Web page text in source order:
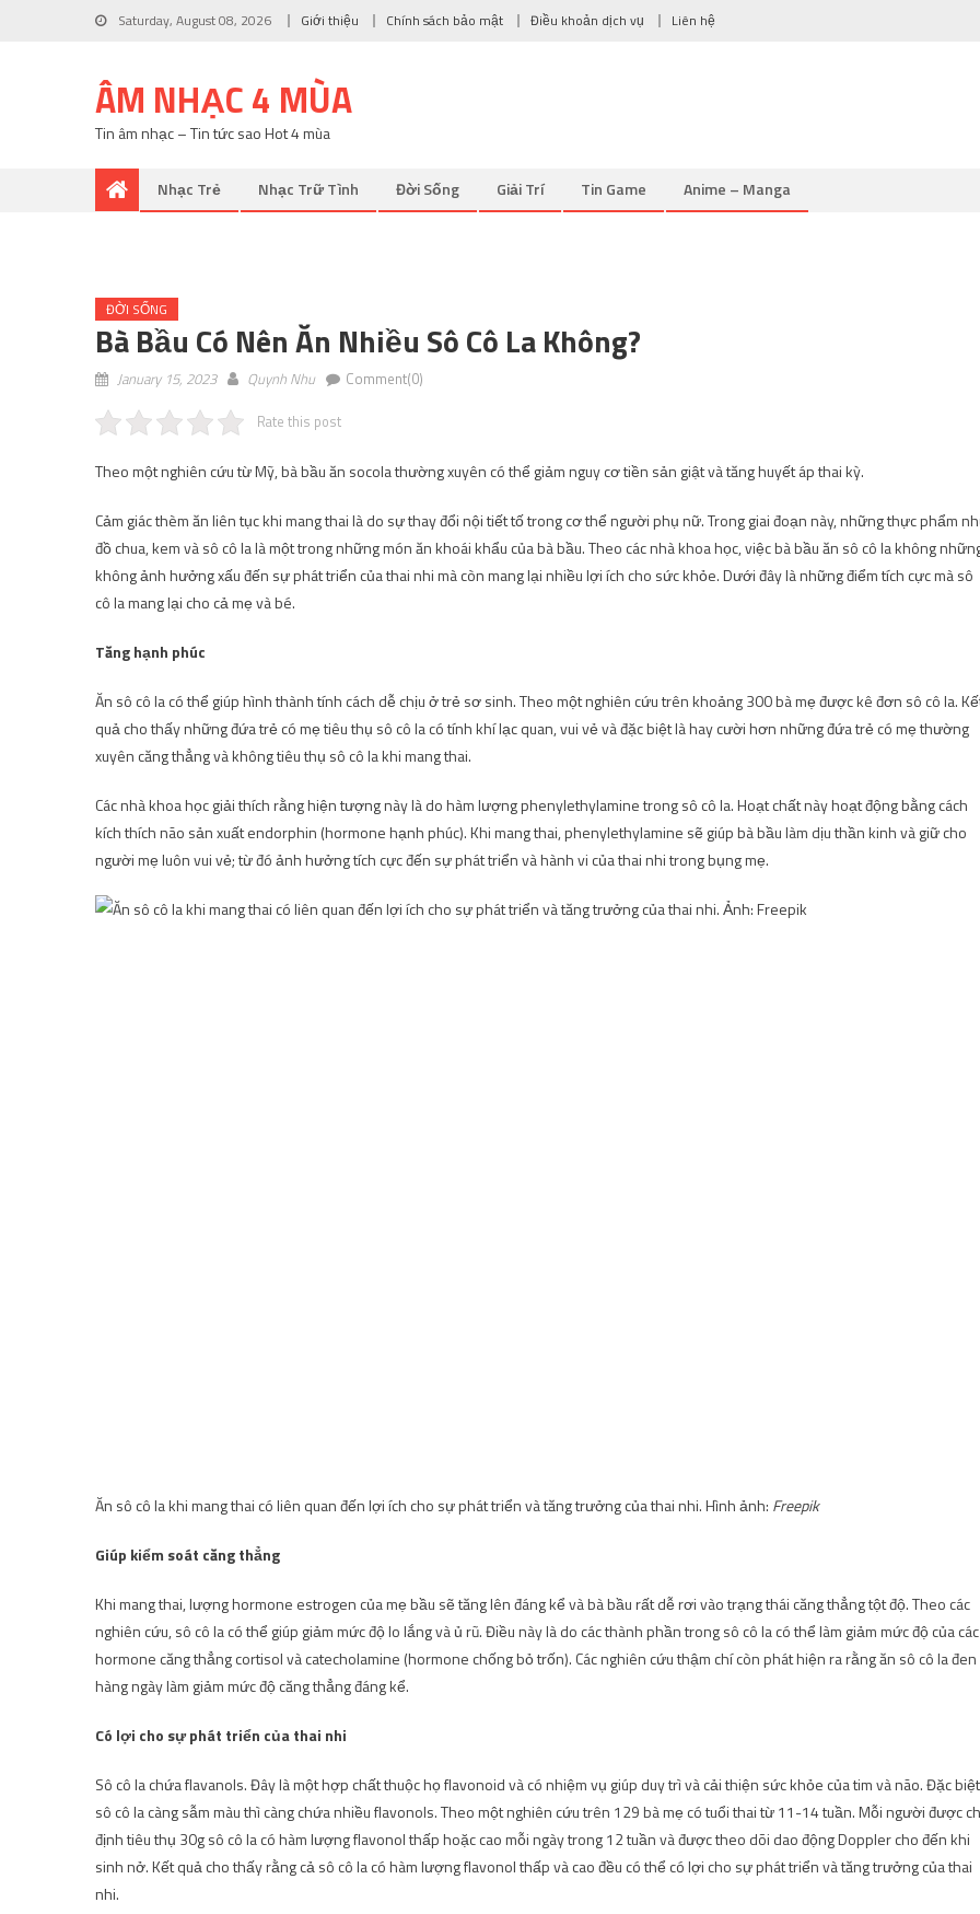
Saturday, August 08, 2026 Giới thiệu Chính sách bảo mật Điều khoản dịch vụ Liên hệ
ÂM NHẠC 4 MÙA
Tin âm nhạc – Tin tức sao Hot 4 mùa
Nhạc Trẻ Nhạc Trữ Tình Đời Sống Giải Trí Tin Game Anime – Manga
ĐỜI SỐNG
Bà Bầu Có Nên Ăn Nhiều Sô Cô La Không?
January 15, 2023 Quynh Nhu Comment(0)
Rate this post
Theo một nghiên cứu từ Mỹ, bà bầu ăn socola thường xuyên có thể giảm nguy cơ tiền sản giật và tăng huyết áp thai kỳ.
Cảm giác thèm ăn liên tục khi mang thai là do sự thay đổi nội tiết tố trong cơ thể người phụ nữ. Trong giai đoạn này, những thực phẩm
đồ chua, kem và sô cô la là một trong những món ăn khoái khẩu của bà bầu. Theo các nhà khoa học, việc bà bầu ăn sô cô la không
không ảnh hưởng xấu đến sự phát triển của thai nhi mà còn mang lại nhiều lợi ích cho sức khỏe. Dưới đây là những điểm tích cực mà sô
cô la mang lại cho cả mẹ và bé.
Tăng hạnh phúc
Ăn sô cô la có thể giúp hình thành tính cách dễ chịu ở trẻ sơ sinh. Theo một nghiên cứu trên khoảng 300 bà mẹ được kê đơn sô cô la.
quả cho thấy những đứa trẻ có mẹ tiêu thụ sô cô la có tính khí lạc quan, vui vẻ và đặc biệt là hay cười hơn những đứa trẻ có mẹ thường
xuyên căng thẳng và không tiêu thụ sô cô la khi mang thai.
Các nhà khoa học giải thích rằng hiện tượng này là do hàm lượng phenylethylamine trong sô cô la. Hoạt chất này hoạt động bằng cách
kích thích não sản xuất endorphin (hormone hạnh phúc). Khi mang thai, phenylethylamine sẽ giúp bà bầu làm dịu thần kinh và giữ cho
người mẹ luôn vui vẻ; từ đó ảnh hưởng tích cực đến sự phát triển và hành vi của thai nhi trong bụng mẹ.
Ăn sô cô la khi mang thai có liên quan đến lợi ích cho sự phát triển và tăng trưởng của thai nhi. Hình ảnh: Freepik
Giúp kiểm soát căng thẳng
Khi mang thai, lượng hormone estrogen của mẹ bầu sẽ tăng lên đáng kể và bà bầu rất dễ rơi vào trạng thái căng thẳng tột độ. Theo các
nghiên cứu, sô cô la có thể giúp giảm mức độ lo lắng và ủ rũ. Điều này là do các thành phần trong sô cô la có thể làm giảm mức độ của các
hormone căng thẳng cortisol và catecholamine (hormone chống bỏ trốn). Các nghiên cứu thậm chí còn phát hiện ra rằng ăn sô cô la đen
hàng ngày làm giảm mức độ căng thẳng đáng kể.
Có lợi cho sự phát triển của thai nhi
Sô cô la chứa flavanols. Đây là một hợp chất thuộc họ flavonoid và có nhiệm vụ giúp duy trì và cải thiện sức khỏe của tim và não. Đặc
sô cô la càng sẫm màu thì càng chứa nhiều flavonols. Theo một nghiên cứu trên 129 bà mẹ có tuổi thai từ 11-14 tuần. Mỗi người được
định tiêu thụ 30g sô cô la có hàm lượng flavonol thấp hoặc cao mỗi ngày trong 12 tuần và được theo dõi dao động Doppler cho đến khi
sinh nở. Kết quả cho thấy rằng cả sô cô la có hàm lượng flavonol thấp và cao đều có thể có lợi cho sự phát triển và tăng trưởng của thai
nhi.